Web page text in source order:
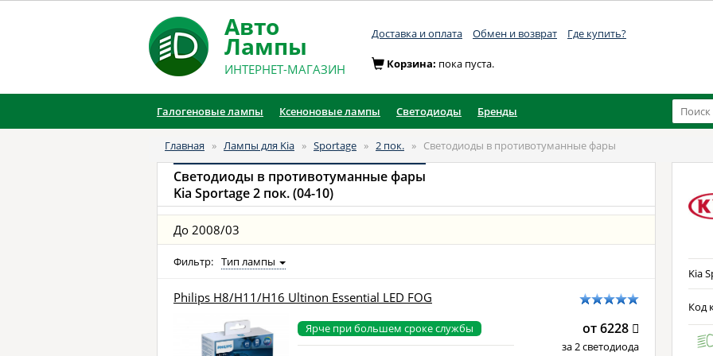
Авто
Лампы
ИНТЕРНЕТ-МАГАЗИН
Доставка и оплата Обмен и возврат Где купить?
Корзина: пока пуста.
Галогеновые лампы Ксеноновые лампы Светодиоды Бренды
Главная » Лампы для Kia » Sportage » 2 пок. » Светодиоды в противотуманные фары
Светодиоды в противотуманные фары
Kia Sportage 2 пок. (04-10)
До 2008/03
Фильтр: Тип лампы
Philips H8/H11/H16 Ultinon Essential LED FOG
Ярче при большем сроке службы от 6228
за 2 светодиода
Kia
Код